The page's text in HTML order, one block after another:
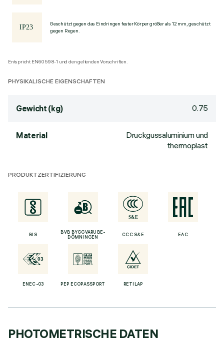
Geschützt gegen das Eindringen fester Körper größer als 12 mm, geschützt
gegen Regen.
Entspricht EN60598-1 und den geltenden Vorschriften.
PHYSIKALISCHE EIGENSCHAFTEN
Gewicht (kg) 0.75
Material
Druckgussaluminium und
thermoplast
PRODUKTZERTIFIZIERUNG
BIS
BVB BYGGVARUBE-
DÖMNINGEN
CCC S&E EAC
ENEC-03 PEP ECOPASSPORT RETILAP
PHOTOMETRISCHE DATEN